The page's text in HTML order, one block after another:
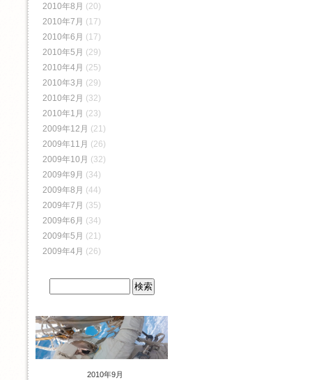
2010年8月 (20)
2010年7月 (17)
2010年6月 (17)
2010年5月 (29)
2010年4月 (25)
2010年3月 (29)
2010年2月 (32)
2010年1月 (23)
2009年12月 (21)
2009年11月 (26)
2009年10月 (32)
2009年9月 (34)
2009年8月 (44)
2009年7月 (35)
2009年6月 (34)
2009年5月 (21)
2009年4月 (26)
2010年9月